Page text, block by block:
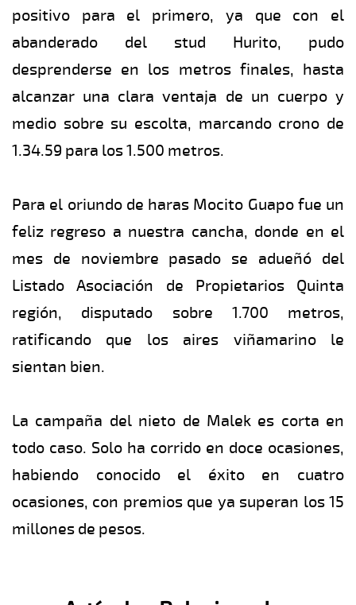
positivo para el primero, ya que con el
abanderado del stud Hurito, pudo
desprenderse en los metros finales, hasta
alcanzar una clara ventaja de un cuerpo y
medio sobre su escolta, marcando crono de
1.34.59 para los 1.500 metros.
Para el oriundo de haras Mocito Guapo fue un
feliz regreso a nuestra cancha, donde en el
mes de noviembre pasado se adueñó del
Listado Asociación de Propietarios Quinta
región, disputado sobre 1.700 metros,
ratificando que los aires viñamarino le
sientan bien.
La campaña del nieto de Malek es corta en
todo caso. Solo ha corrido en doce ocasiones,
habiendo conocido el éxito en cuatro
ocasiones, con premios que ya superan los 15
millones de pesos.